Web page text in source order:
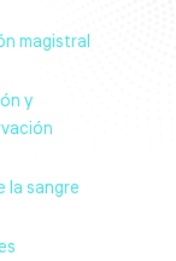
magistral
y
la sangre